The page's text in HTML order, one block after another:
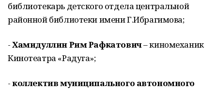
библиотекарь детского отдела центральной
районной библиотеки имени Г.Ибрагимова;
-Хамидуллин Рим Рафкатович– киномеханик
Кинотеатра «Радуга»;
-коллектив муниципального автономного